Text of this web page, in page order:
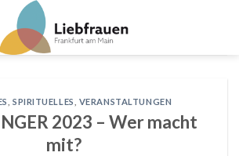
SPIRITUELLES VERANSTALTUNGEN
2023 – Wer macht
mit?